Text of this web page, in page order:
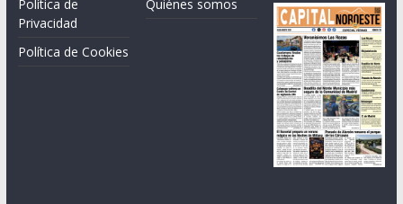
Política de
Privacidad
Política de Cookies
Quiénes somos